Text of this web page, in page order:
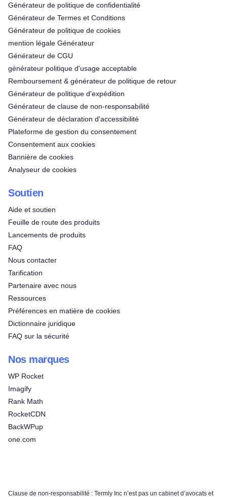
Générateur de politique de confidentialité
Générateur de Termes et Conditions
Générateur de politique de cookies
mention légale Générateur
Générateur de CGU
générateur politique d'usage acceptable
Remboursement & générateur de politique de retour
Générateur de politique d'expédition
Générateur de clause de non-responsabilité
Générateur de déclaration d'accessibilité
Plateforme de gestion du consentement
Consentement aux cookies
Bannière de cookies
Analyseur de cookies
Soutien
Aide et soutien
Feuille de route des produits
Lancements de produits
FAQ
Nous contacter
Tarification
Partenaire avec nous
Ressources
Préférences en matière de cookies
Dictionnaire juridique
FAQ sur la sécurité
Nos marques
WP Rocket
Imagify
Rank Math
RocketCDN
BackWPup
one.com
Clause de non-responsabilité : Termly Inc n’est pas un cabinet d’avocats et